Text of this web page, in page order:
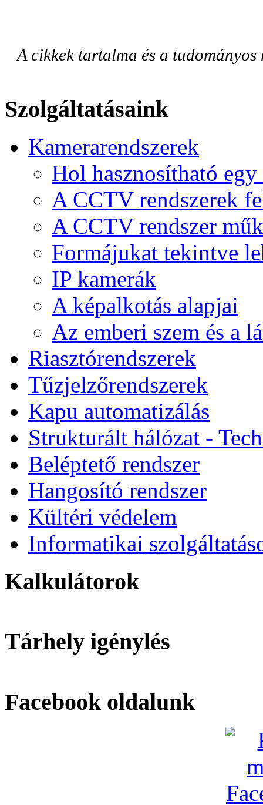
A cikkek tartalma és a
Szolgáltatásaink
Kamerarendszerek
Hol hasznosítható
A CCTV rendszerek
A CCTV rendszer
Formájukat tekintve
IP kamerák
A képalkotás alapjai
Az emberi szem és a
Riasztórendszerek
Tűzjelzőrendszerek
Kapu automatizálás
Strukturált hálózat -
Beléptető rendszer
Hangosító rendszer
Kültéri védelem
Informatikai
Kalkulátorok
Tárhely igénylés
Facebook oldalunk